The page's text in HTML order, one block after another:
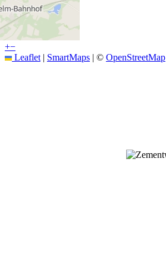
+−
Leaflet | SmartMaps | © OpenStreetMap